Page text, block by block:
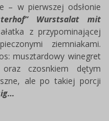
– w pierwszej odsłonie
Wurstsalat mit
z przypominającej
ziemniakami.
musztardowy winegret
czosnkiem dętym
ale po takiej porcji